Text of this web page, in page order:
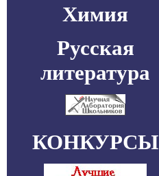
Химия
Русская
литература
КОНКУРСЫ